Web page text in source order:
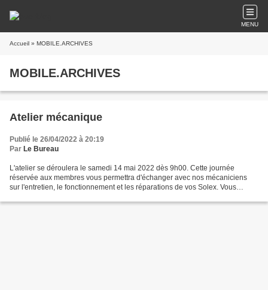
MENU
Accueil » MOBILE.ARCHIVES
MOBILE.ARCHIVES
Atelier mécanique
Publié le 26/04/2022 à 20:19
Par Le Bureau
L'atelier se déroulera le samedi 14 mai 2022 dès 9h00. Cette journée
réservée aux membres vous permettra d'échanger avec nos mécaniciens
sur l'entretien, le fonctionnement et les réparations de vos Solex. Vous